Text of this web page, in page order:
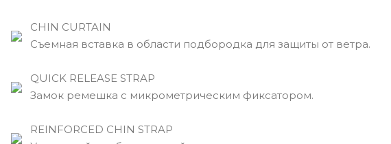
CHIN CURTAIN
Съемная вставка в области подбородка для защиты от ветра.
QUICK RELEASE STRAP
Замок ремешка с микрометрическим фиксатором.
REINFORCED CHIN STRAP